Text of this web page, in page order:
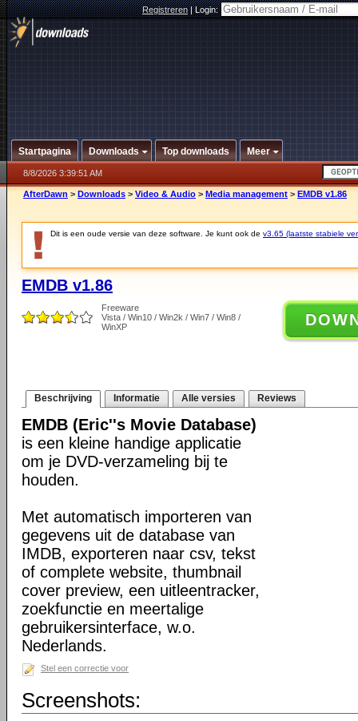
Registreren|Login:
Startpagina Downloads Top downloads Meer
8/8/2026 3:39:51 AM
AfterDawn > Downloads > Video & Audio > Media management > EMDB v1.86
Dit is een oude versie van deze software. Je kunt ook de v3.65 (laatste stabiele
EMDB v1.86
Freeware
Vista / Win10 / Win2k / Win7 / Win8 /
WinXP
Beschrijving Informatie Alle versies Reviews
EMDB (Eric''s Movie Database)
is een kleine handige applicatie
om je DVD-verzameling bij te
houden.
Met automatisch importeren van
gegevens uit de database van
IMDB, exporteren naar csv, tekst
of complete website, thumbnail
cover preview, een uitleentracker,
zoekfunctie en meertalige
gebruikersinterface, w.o.
Nederlands.
Stel een correctie voor
Screenshots: